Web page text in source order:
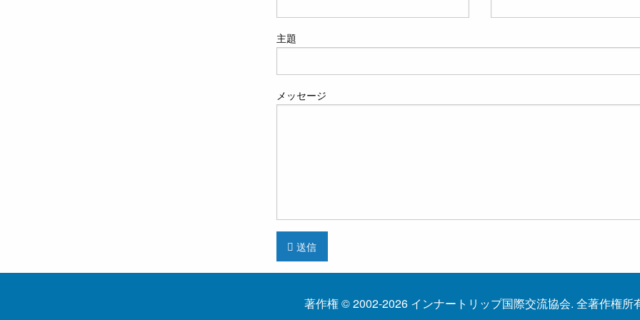
主題
メッセージ
送信
著作権 © 2002-2026 インナートリップ国際交流協会. 全著作権所